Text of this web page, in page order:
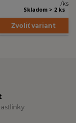
/ks
Skladom > 2 ks
Zvoliť variant